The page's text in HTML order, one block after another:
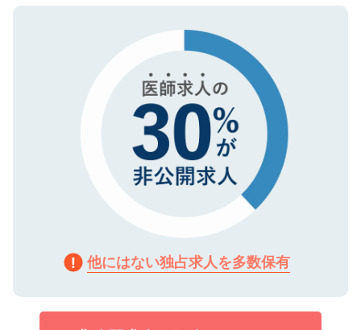
で、機密保持に関してもご安心ください。
ので、まずはご登録ください。
他にはない独占求人を多数保有